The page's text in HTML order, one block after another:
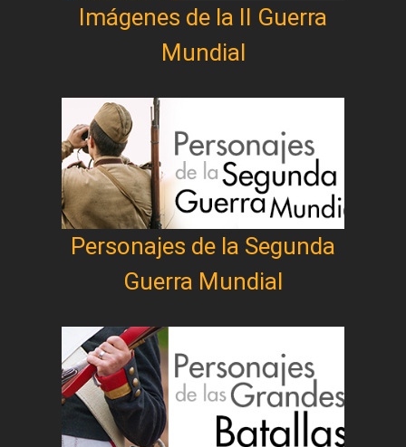
Imágenes de la II Guerra
Mundial
Personajes de la Segunda
Guerra Mundial